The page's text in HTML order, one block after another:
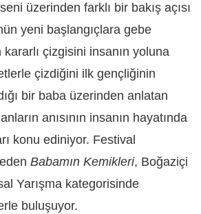
üzerinden farklı bir bakış açısı
yeni başlangıçlara gebe
çizgisini insanın yoluna
çizdiğini ilk gençliğinin
bir baba üzerinden anlatan
anısının insanın hayatında
konu ediniyor. Festival
Babamın Kemikleri, Boğaziçi
Yarışma kategorisinde
buluşuyor.